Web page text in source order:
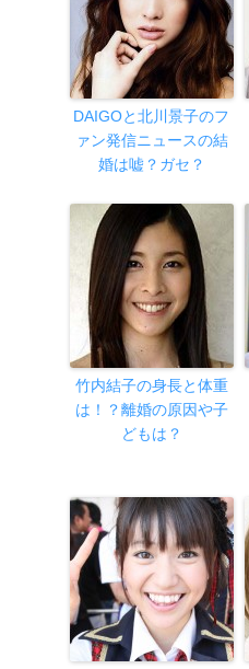
DAIGOと北川景子のフ
ァン発信ニュースの結
婚は嘘？ガセ？
竹内結子の身長と体重
は！？離婚の原因や子
どもは？